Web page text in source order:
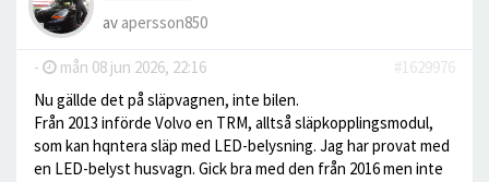
av apersson850
- mån 08 jun 2026, 22:16
#1629976
Nu gällde det på släpvagnen, inte bilen.
Från 2013 införde Volvo en TRM, alltså släpkopplingsmodul,
som kan hqntera släp med LED-belysning. Jag har provat med
en LED-belyst husvagn. Gick bra med den från 2016 men inte